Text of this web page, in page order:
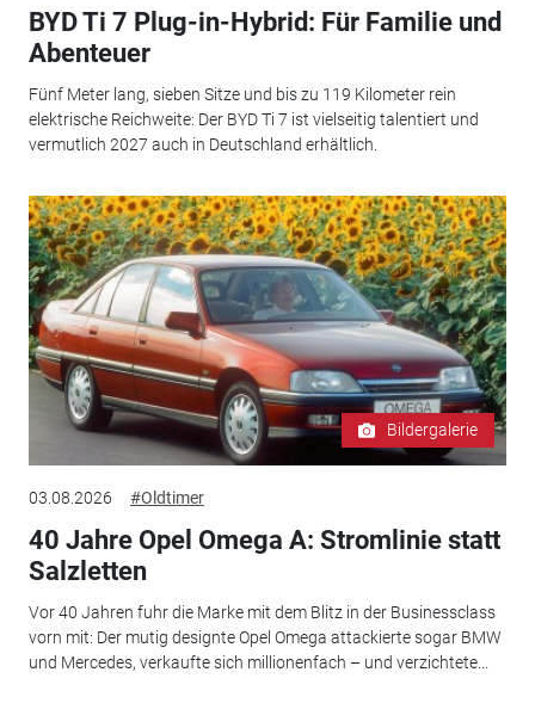
BYD Ti 7 Plug-in-Hybrid: Für Familie und
Abenteuer
Fünf Meter lang, sieben Sitze und bis zu 119 Kilometer rein
elektrische Reichweite: Der BYD Ti 7 ist vielseitig talentiert und
vermutlich 2027 auch in Deutschland erhältlich.
Bildergalerie
03.08.2026 #Oldtimer
40 Jahre Opel Omega A: Stromlinie statt
Salzletten
Vor 40 Jahren fuhr die Marke mit dem Blitz in der Businessclass
vorn mit: Der mutig designte Opel Omega attackierte sogar BMW
und Mercedes, verkaufte sich millionenfach – und verzichtete...